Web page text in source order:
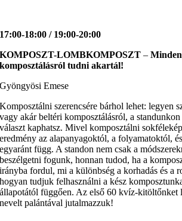
17:00-18:00 / 19:00-20:00
KOMPOSZT-LOMBKOMPOSZT –
komposztálásról tudni akartál!
Gyöngyösi Emese
Komposztálni szerencsére bárhol lehet: legyen
vagy akár beltéri komposztálásról, a
választ kaphatsz. Mivel komposztálni
eredmény az alapanyagoktól, a folyamatoktól,
egyaránt függ. A standon nem csak a
beszélgetni fogunk, honnan tudod, ha a
irányba fordul, mi a különbség a korhadás és a
hogyan tudjuk felhasználni a kész
állapotától függően. Az első 60 kvíz-kitöltőnket
nevelt palántával jutalmazzuk!